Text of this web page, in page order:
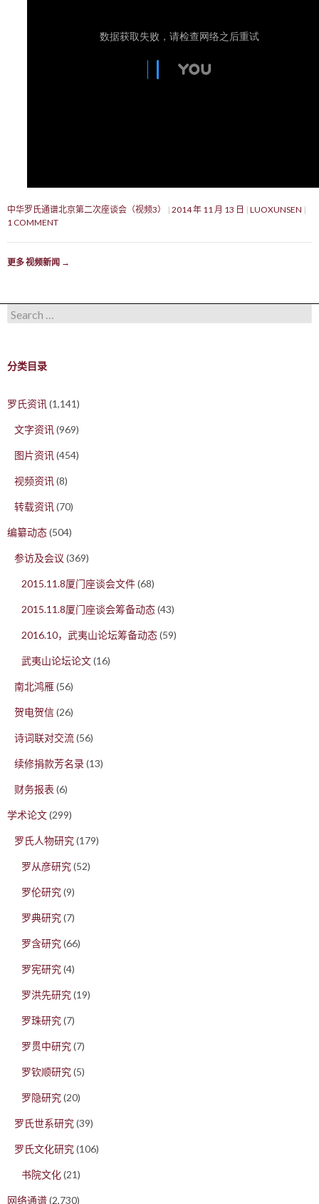
中华罗氏通谱北京第二次座谈会（视频3） 2014 年 11 月 13 日
LUOXUNSEN
1 COMMENT
更多 视频新闻 →
Search for:
分类目录
罗氏资讯(1,141)
文字资讯(969)
图片资讯(454)
视频资讯(8)
转载资讯(70)
编纂动态(504)
参访及会议 (369)
2015.11.8厦门座谈会文件(68)
2015.11.8厦门座谈会筹备动态(43)
2016.10，武夷山论坛筹备动态(59)
武夷山论坛论文(16)
南北鸿雁(56)
贺电贺信(26)
诗词联对交流(56)
续修捐款芳名录(13)
财务报表 (6)
学术论文(299)
罗氏人物研究(179)
罗从彦研究(52)
罗伦研究(9)
罗典研究(7)
罗含研究(66)
罗宪研究(4)
罗洪先研究(19)
罗珠研究(7)
罗贯中研究(7)
罗钦顺研究(5)
罗隐研究(20)
罗氏世系研究(39)
罗氏文化研究(106)
书院文化(21)
网络通谱(2,730)